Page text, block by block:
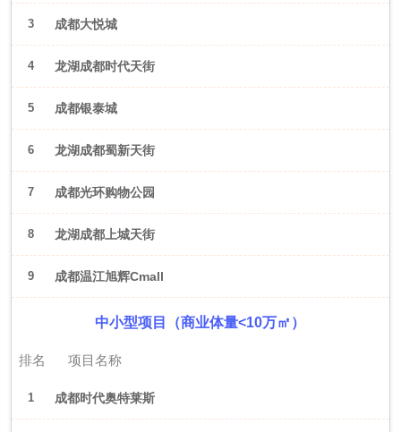
3 成都大悦城
4 龙湖成都时代天街
5 成都银泰城
6 龙湖成都蜀新天街
7 成都光环购物公园
8 龙湖成都上城天街
9 成都温江旭辉Cmall
中小型项目（商业体量<10万㎡）
排名 项目名称
1 成都时代奥特莱斯